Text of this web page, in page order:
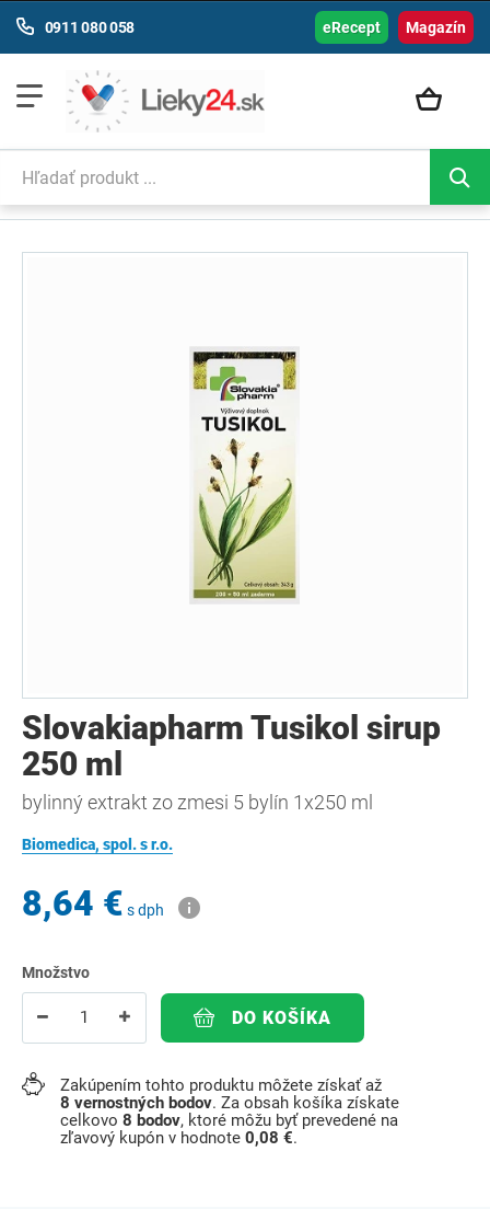
Magazín
0911 080 058 eRecept
Slovakiapharm Tusikol sirup
250 ml
bylinný extrakt zo zmesi 5 bylín 1x250 ml
Biomedica, spol. s r.o.
8,64 € s dph
Množstvo
DO KOŠÍKA
Zakúpením tohto produktu môžete získať až
8 vernostných bodov. Za obsah košíka získate
celkovo 8 bodov, ktoré môžu byť prevedené na
zľavový kupón v hodnote 0,08 €.